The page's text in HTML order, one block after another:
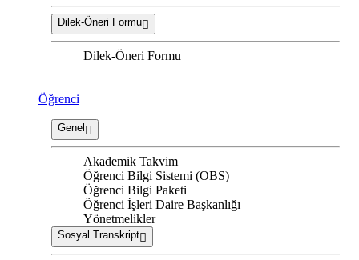
Dilek-Öneri Formu
Dilek-Öneri Formu
Öğrenci
Genel
Akademik Takvim
Öğrenci Bilgi Sistemi (OBS)
Öğrenci Bilgi Paketi
Öğrenci İşleri Daire Başkanlığı
Yönetmelikler
Sosyal Transkript